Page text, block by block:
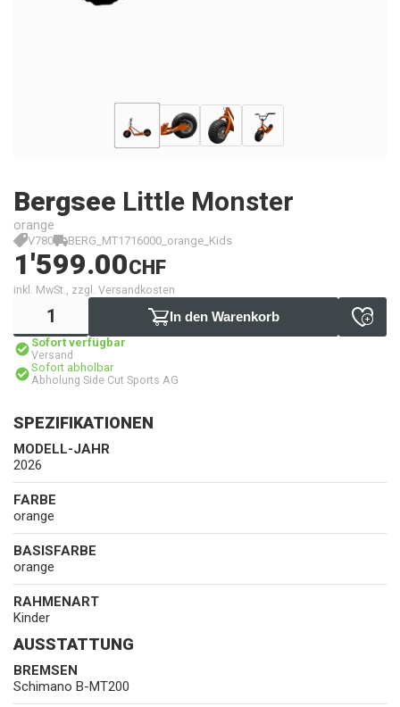
Bergsee Little Monster
orange
V780 BERG_MT1716000_orange_Kids
1'599.00CHF
inkl. MwSt., zzgl. Versandkosten
In den Warenkorb
Sofort verfügbar
Versand
Sofort abholbar
Abholung Side Cut Sports AG
SPEZIFIKATIONEN
MODELL-JAHR
2026
FARBE
orange
BASISFARBE
orange
RAHMENART
Kinder
AUSSTATTUNG
BREMSEN
Schimano B-MT200